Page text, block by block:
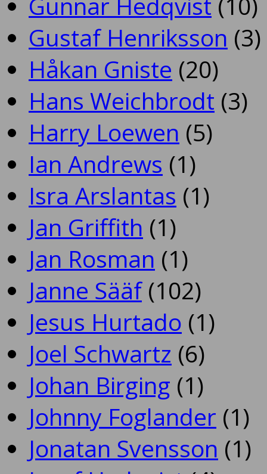
Gustaf Henriksson (3)
Håkan Gniste (20)
Hans Weichbrodt (3)
Harry Loewen (5)
Ian Andrews (1)
Isra Arslantas (1)
Jan Griffith (1)
Jan Rosman (1)
Janne Sääf(102)
Jesus Hurtado (1)
Joel Schwartz (6)
Johan Birging (1)
Johnny Foglander (1)
Jonatan Svensson (1)